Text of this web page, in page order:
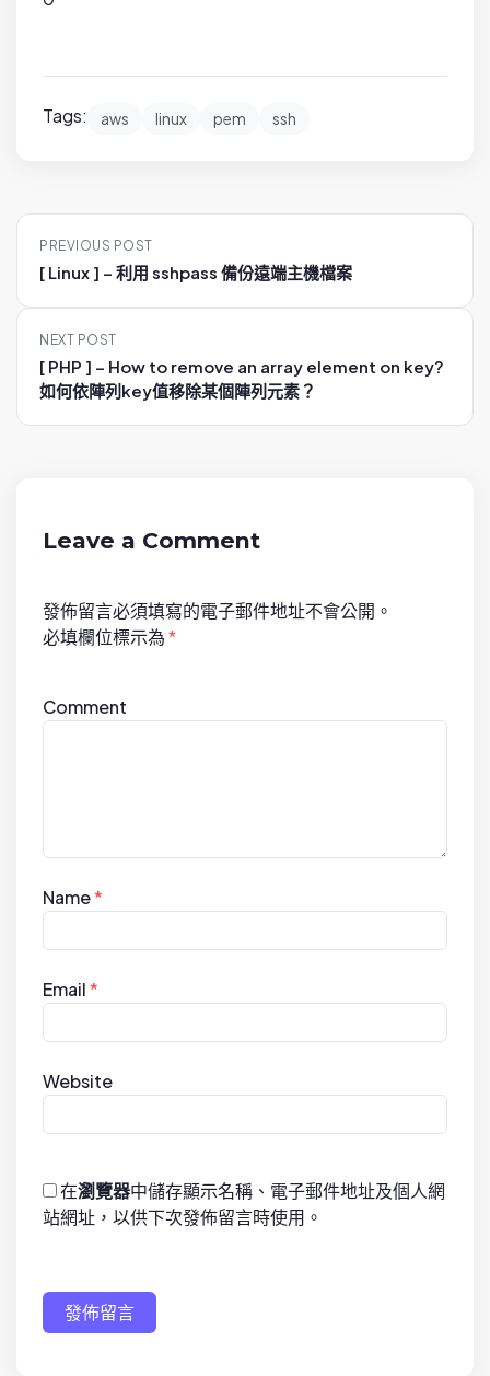
Tags: aws linux pem ssh
P
t
PREVIOUS POST
[ Linux ] – 利用 sshpass 備份遠端主機檔案
NEXT POST
[ PHP ] – How to remove an array element on key?
如何依陣列key值移除某個陣列元素？
Leave a Comment
發佈留言必須填寫的電子郵件地址不會公開。
必填欄位標示為*
Comment
Name*
Email*
Website
在瀏覽器中儲存顯示名稱、電子郵件地址及個人網
站網址，以供下次發佈留言時使用。
發佈留言